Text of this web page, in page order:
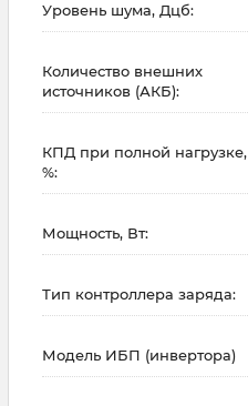
Уровень шума, Дцб:
Количество внешних
источников (АКБ):
КПД при полной нагрузке,
%:
Мощность, Вт:
Тип контроллера заряда:
Модель ИБП (инвертора)